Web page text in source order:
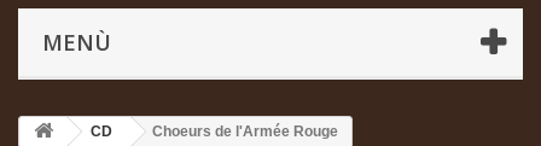
MENÙ
CD Choeurs de l'Armée Rouge